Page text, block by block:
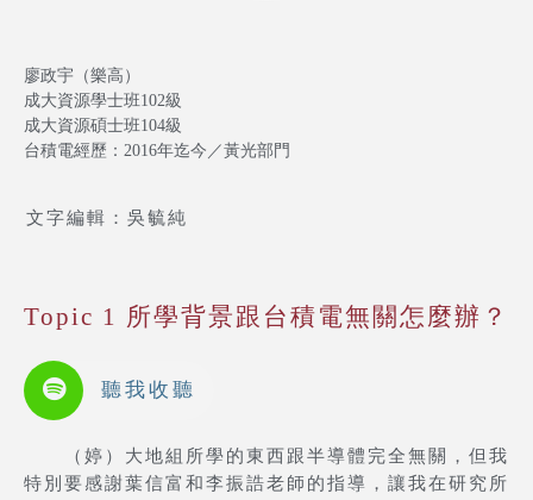
廖政宇（樂高）
成大資源學士班102級
成大資源碩士班104級
台積電經歷：2016年迄今／黃光部門
文字編輯：吳毓純
Topic 1 所學背景跟台積電無關怎麼辦？
聽我收聽
（婷）大地組所學的東西跟半導體完全無關，但我
特別要感謝葉信富和李振誥老師的指導，讓我在研究所